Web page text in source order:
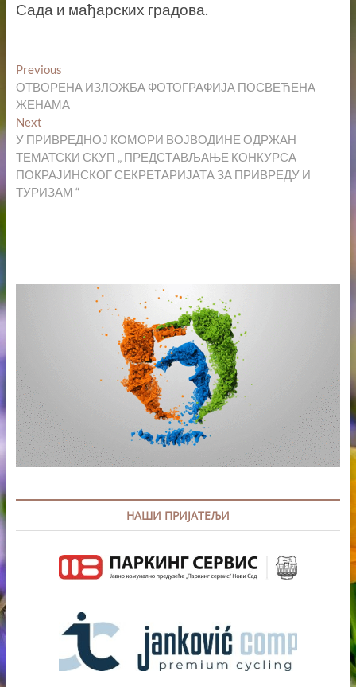
Сада и мађарских градова.
Кретање
чланка
PreviousPrevious
post:
ОТВОРЕНА ИЗЛОЖБА ФОТОГРАФИЈА ПОСВЕЋЕНА
ЖЕНАМА
NextNext
post:
У ПРИВРЕДНОЈ КОМОРИ ВОЈВОДИНЕ ОДРЖАН
ТЕМАТСКИ СКУП „ ПРЕДСТАВЉАЊЕ КОНКУРСА
ПОКРАЈИНСКОГ СЕКРЕТАРИЈАТА ЗА ПРИВРЕДУ И
ТУРИЗАМ “
НАШИ ПРИЈАТЕЉИ